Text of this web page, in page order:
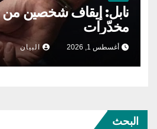
نابل: إيقاف شخصين من
مخدّرات
أغسطس 1, 2026 البيان
البحث